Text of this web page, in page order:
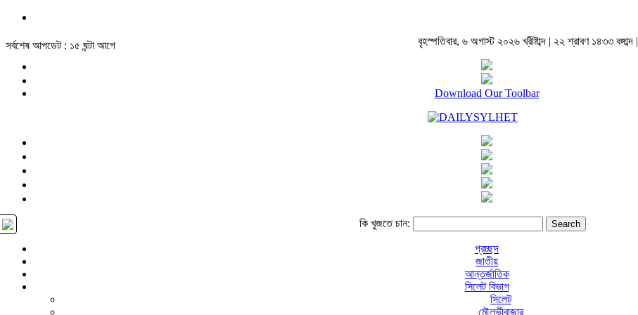
সর্বশেষ আপডেট : ১৫ ঘন্টা আগে বৃহস্পতিবার, ৬ অগাস্ট ২০২৬ খ্রীষ্টাব্দ | ২২ শ্রাবণ ১৪৩৩ বঙ্গাব্দ |
Download Our Toolbar
কি খুজতে চান:
প্রচ্ছদ
জাতীয়
আন্তর্জাতিক
সিলেট বিভাগ
সিলেট
মৌলভীবাজার